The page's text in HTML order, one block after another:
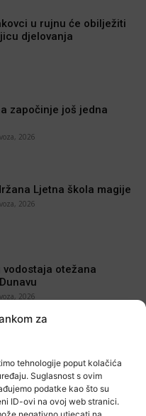
za
tehnologije poput kolačića
Suglasnost s ovim
podatke kao što su
ID-ovi na ovoj web stranici.
negativno utjecati na
u rujnu će obilježiti
djelovanja
započinje još jedna
2026
Ljetna škola magije
2026
vodostaja otežana
2026
u rujnu će obilježiti